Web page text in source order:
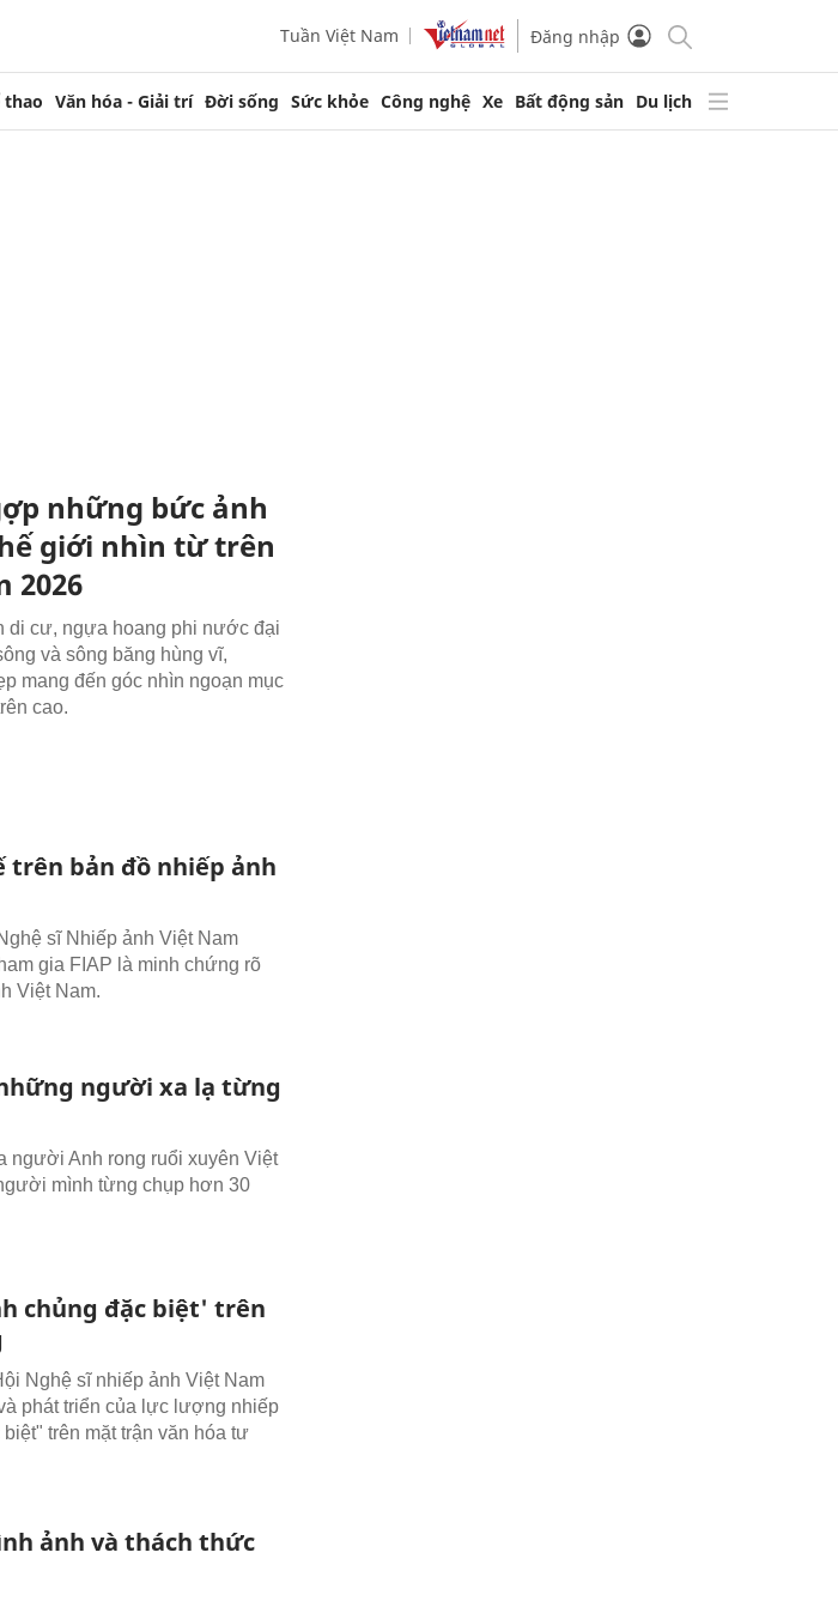
Tuần Việt Nam Đăng nhập
thao Văn hóa - Giải trí Đời sống Sức khỏe Công nghệ Xe Bất động sản Du lịch
những bức ảnh
giới nhìn từ trên
2026
di cư, ngựa hoang phi nước đại
và sông băng hùng vĩ,
mang đến góc nhìn ngoạn mục
cao.
bản đồ nhiếp ảnh
sĩ Nhiếp ảnh Việt Nam
gia FIAP là minh chứng rõ
Việt Nam.
người xa lạ từng
người Anh rong ruổi xuyên Việt
mình từng chụp hơn 30
chủng đặc biệt' trên
Nghệ sĩ nhiếp ảnh Việt Nam
phát triển của lực lượng nhiếp
trên mặt trận văn hóa tư
ảnh và thách thức